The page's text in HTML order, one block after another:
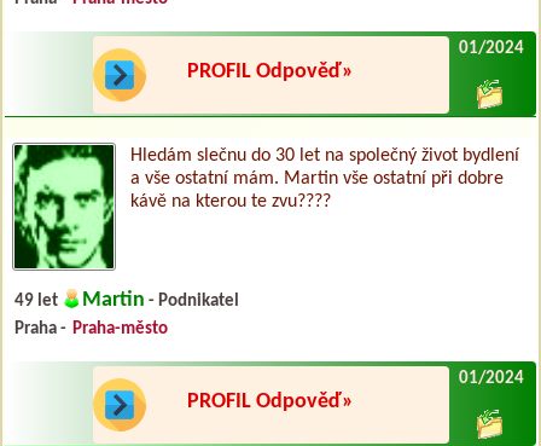
PROFIL Odpověď»
01/2024
Hledám slečnu do 30 let na společný život bydlení
a vše ostatní mám. Martin vše ostatní při dobre
kávě na kterou te zvu????
49 let Martin - Podnikatel
Praha - Praha-město
PROFIL Odpověď»
01/2024